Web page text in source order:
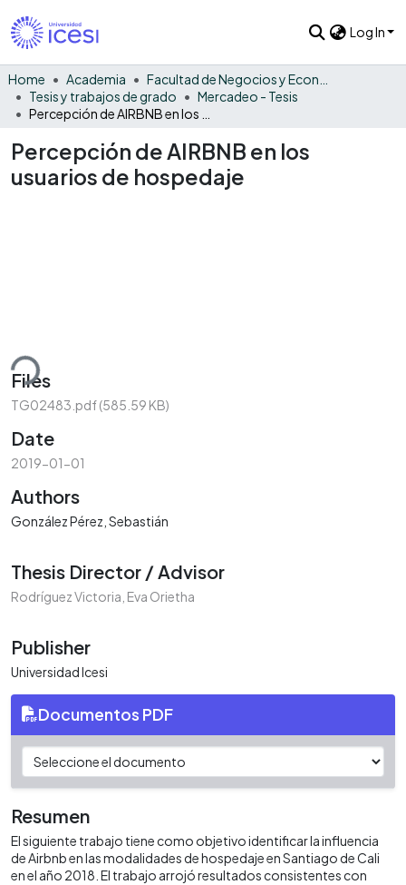
Log In
Home Academia
Tesis y trabajos de grado
Mercadeo - Tesis
Percepción de AIRBNB en los
usuarios de hospedaje
Files
TG02483.pdf(585.59 KB)
Date
2019-01-01
Authors
González Pérez, Sebastián
Thesis Director / Advisor
Rodríguez Victoria, Eva Orietha
Publisher
Universidad Icesi
Documentos PDF
Resumen
El siguiente trabajo tiene como objetivo identificar la influencia
de Airbnb en las modalidades de hospedaje en Santiago de Cali
en el año 2018. El trabajo arrojó resultados consistentes con